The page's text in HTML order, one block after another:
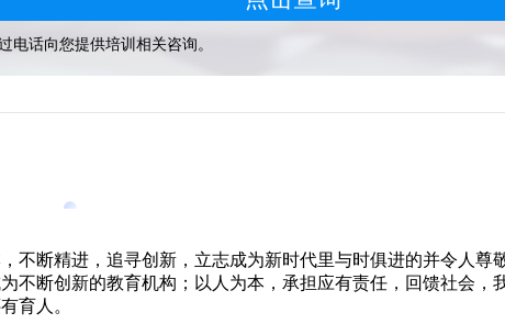
不断精进，追寻创新，立志成为新时代里与时俱进的并令人尊
不断创新的教育机构；以人为本，承担应有责任，回馈社会，
育人。